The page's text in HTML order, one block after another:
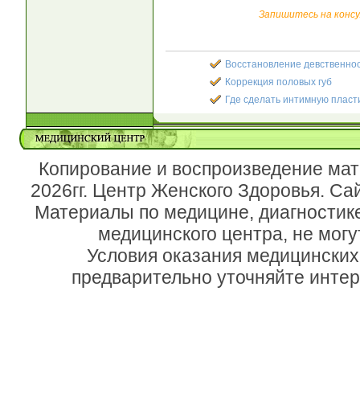
Запишитесь на
Восстановление
Коррекция половых губ
Где сделать интимную
Копирование и воспроизведение
2026гг. Центр Женского Здоровья.
Материалы по медицине,
медицинского центра, не
Условия оказания
предварительно уточняйте